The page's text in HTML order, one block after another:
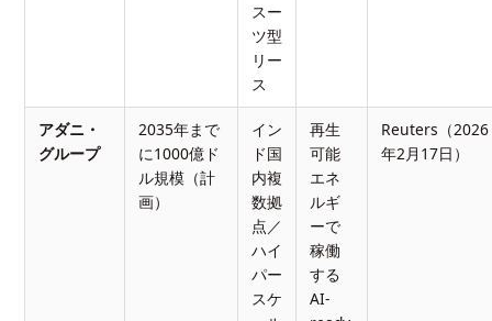
スー
ツ型
リー
ス
アダニ・
グループ
2035年まで
に1000億ド
ル規模（計
画）
イン
ド国
内複
数拠
点／
ハイ
パー
スケ
再生
可能
エネ
ルギ
ーで
稼働
する
AI-
Reuters（2026
年2月17日）